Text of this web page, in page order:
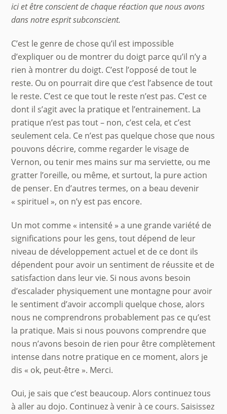
ici et être conscient de chaque réaction que nous avons
dans notre esprit subconscient.
C’est le genre de chose qu’il est impossible
d’expliquer ou de montrer du doigt parce qu’il n’y a
rien à montrer du doigt. C’est l’opposé de tout le
reste. Ou on pourrait dire que c’est l’absence de tout
le reste. C’est ce que tout le reste n’est pas. C’est ce
dont il s’agit avec la pratique et l’entrainement. La
pratique n’est pas tout – non, c’est cela, et c’est
seulement cela. Ce n’est pas quelque chose que nous
pouvons décrire, comme regarder le visage de
Vernon, ou tenir mes mains sur ma serviette, ou me
gratter l’oreille, ou même, et surtout, la pure action
de penser. En d’autres termes, on a beau devenir
« spirituel », on n’y est pas encore.
Un mot comme « intensité » a une grande variété de
significations pour les gens, tout dépend de leur
niveau de développement actuel et de ce dont ils
dépendent pour avoir un sentiment de réussite et de
satisfaction dans leur vie. Si nous avons besoin
d’escalader physiquement une montagne pour avoir
le sentiment d’avoir accompli quelque chose, alors
nous ne comprendrons probablement pas ce qu’est
la pratique. Mais si nous pouvons comprendre que
nous n’avons besoin de rien pour être complètement
intense dans notre pratique en ce moment, alors je
dis « ok, peut-être ». Merci.
Oui, je sais que c’est beaucoup. Alors continuez tous
à aller au dojo. Continuez à venir à ce cours. Saisissez